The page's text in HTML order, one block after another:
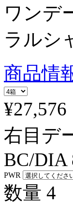
ワンデ
ラルシ
商品情
¥27,576
右目デ
BC/DIA
PWR
数量 4